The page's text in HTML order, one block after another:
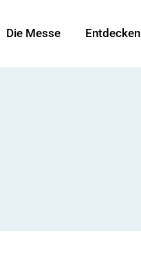
Die Messe Entdecken